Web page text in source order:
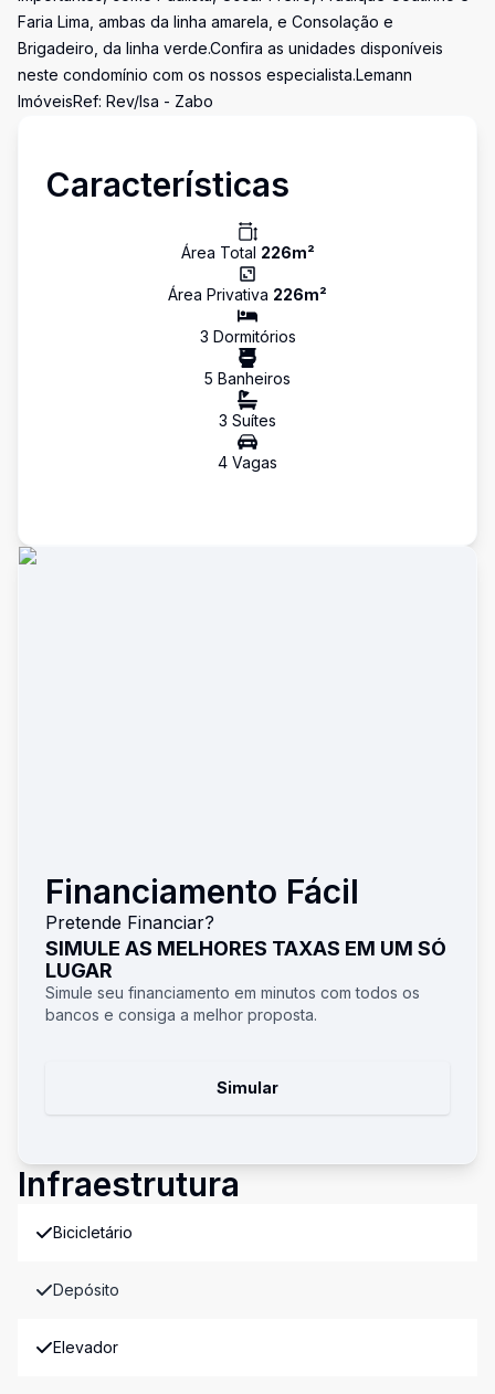
Faria Lima, ambas da linha amarela, e Consolação e
Brigadeiro, da linha verde.Confira as unidades disponíveis
neste condomínio com os nossos especialista.Lemann
ImóveisRef: Rev/Isa - Zabo
Características
Área Total 226m²
Área Privativa 226m²
3 Dormitórios
5 Banheiros
3 Suítes
4 Vagas
Financiamento Fácil
Pretende Financiar?
SIMULE AS MELHORES TAXAS EM UM SÓ
LUGAR
Simule seu financiamento em minutos com todos os
bancos e consiga a melhor proposta.
Simular
Infraestrutura
Bicicletário
Depósito
Elevador